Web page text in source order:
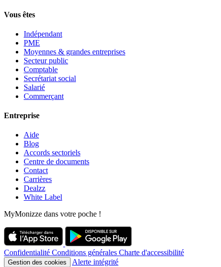
Vous êtes
Indépendant
PME
Moyennes & grandes entreprises
Secteur public
Comptable
Secrétariat social
Salarié
Commerçant
Entreprise
Aide
Blog
Accords sectoriels
Centre de documents
Contact
Carrières
Dealzz
White Label
MyMonizze dans votre poche !
Confidentialité Conditions générales Charte d'accessibilité
Gestion des cookies
Alerte intégrité